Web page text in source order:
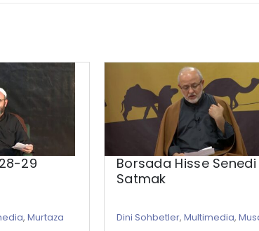
29
,Murtaza
Borsada Hisse Senedi
Satmak
Dini Sohbetler, Multimedia,